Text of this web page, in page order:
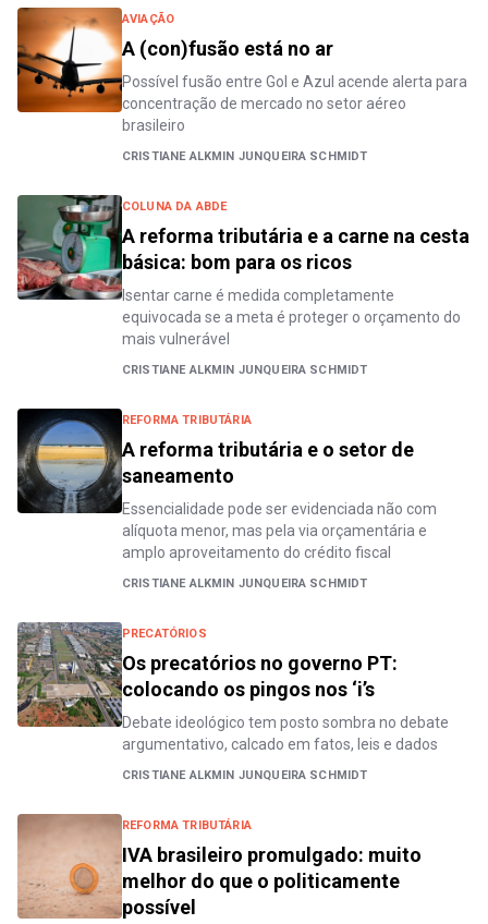
AVIAÇÃO
A (con)fusão está no ar
Possível fusão entre Gol e Azul acende alerta para
concentração de mercado no setor aéreo
brasileiro
CRISTIANE ALKMIN JUNQUEIRA SCHMIDT
COLUNA DA ABDE
A reforma tributária e a carne na cesta
básica: bom para os ricos
Isentar carne é medida completamente
equivocada se a meta é proteger o orçamento do
mais vulnerável
CRISTIANE ALKMIN JUNQUEIRA SCHMIDT
REFORMA TRIBUTÁRIA
A reforma tributária e o setor de
saneamento
Essencialidade pode ser evidenciada não com
alíquota menor, mas pela via orçamentária e
amplo aproveitamento do crédito fiscal
CRISTIANE ALKMIN JUNQUEIRA SCHMIDT
PRECATÓRIOS
Os precatórios no governo PT:
colocando os pingos nos ‘i’s
Debate ideológico tem posto sombra no debate
argumentativo, calcado em fatos, leis e dados
CRISTIANE ALKMIN JUNQUEIRA SCHMIDT
REFORMA TRIBUTÁRIA
IVA brasileiro promulgado: muito
melhor do que o politicamente
possível